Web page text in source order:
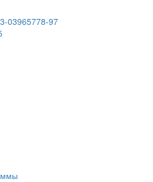
03965778-97